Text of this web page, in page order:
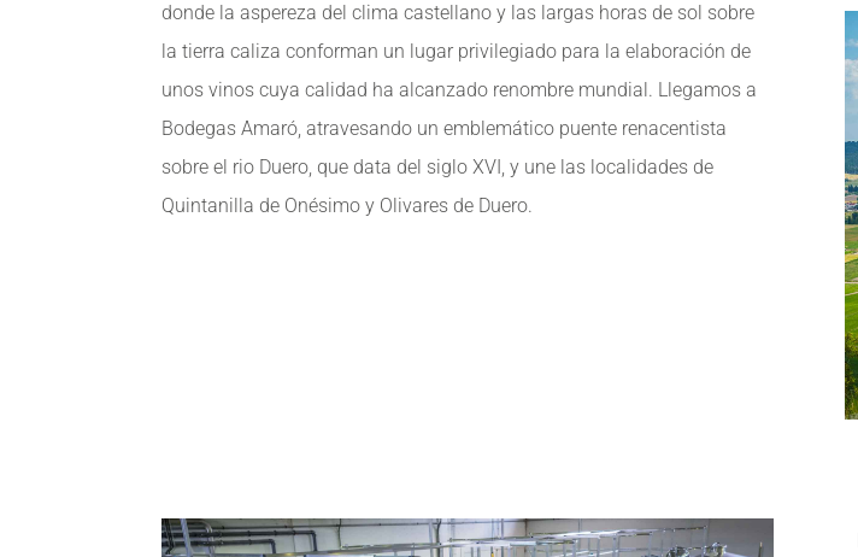
donde la aspereza del clima castellano y las largas horas de sol sobre
la tierra caliza conforman un lugar privilegiado para la elaboración de
unos vinos cuya calidad ha alcanzado renombre mundial. Llegamos a
Bodegas Amaró, atravesando un emblemático puente renacentista
sobre el rio Duero, que data del siglo XVI, y une las localidades de
Quintanilla de Onésimo y Olivares de Duero.